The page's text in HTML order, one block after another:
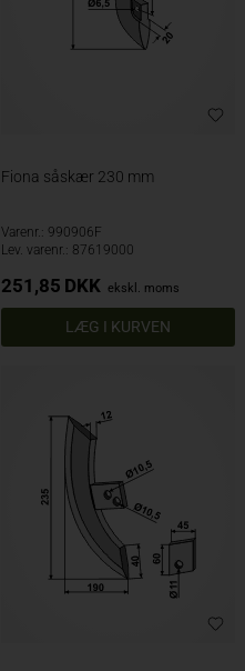
Fiona såskær 230 mm
Varenr.: 990906F
Lev. varenr.: 87619000
251,85 DKK ekskl. moms